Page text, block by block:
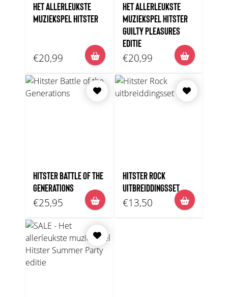
HET ALLERLEUKSTE
MUZIEKSPEL HITSTER
€20,99
HET ALLERLEUKSTE
MUZIEKSPEL HITSTER
GUILTY PLEASURES
EDITIE
€20,99
HITSTER BATTLE OF THE
GENERATIONS
€25,95
HITSTER ROCK
UITBREIDDINGSSET
€13,50